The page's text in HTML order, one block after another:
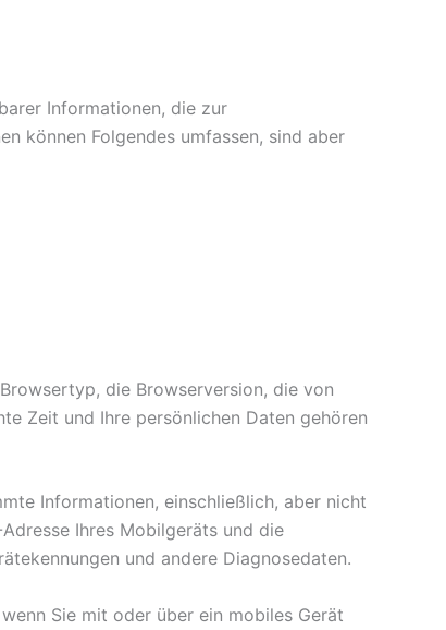
Informationen, die zur
können Folgendes umfassen, sind aber
die Browserversion, die von
Zeit und Ihre persönlichen Daten gehören
Informationen, einschließlich, aber nicht
Ihres Mobilgeräts und die
und andere Diagnosedaten.
Sie mit oder über ein mobiles Gerät